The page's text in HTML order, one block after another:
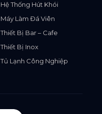
Hệ Thống Hút Khói
Máy Làm Đá Viên
Thiết Bị Bar – Cafe
Thiết Bị Inox
Tủ Lạnh Công Nghiệp